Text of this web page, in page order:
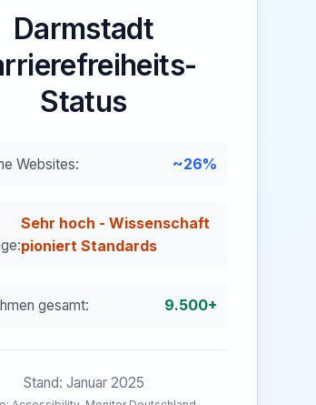
Darmstadt
Status
Websites: ~26%
Sehr hoch - Wissenschaft
pioniert Standards
gesamt: 9.500+
Stand: Januar 2025